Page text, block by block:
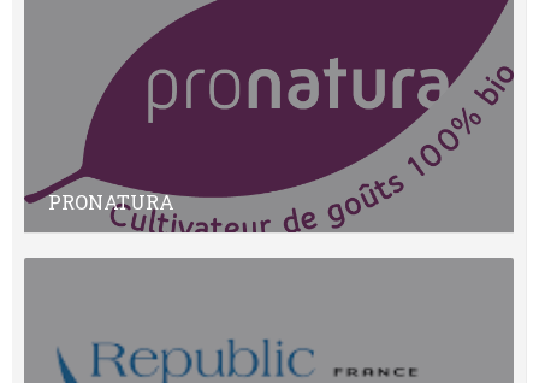
PRONATURA